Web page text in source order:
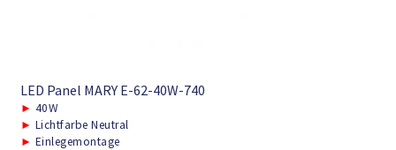
LED Panel MARY E-62-40W-740
► 40W
► Lichtfarbe Neutral
► Einlegemontage